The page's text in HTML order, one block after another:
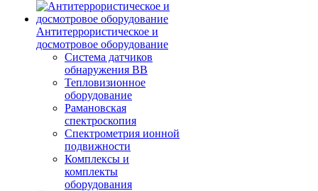
Антитеррористическое и
досмотровое оборудование
Cистема датчиков
обнаружения ВВ
Тепловизионное
оборудование
Рамановская
спектроскопия
Спектрометрия ионной
подвижности
Комплексы и
комплекты
оборудования